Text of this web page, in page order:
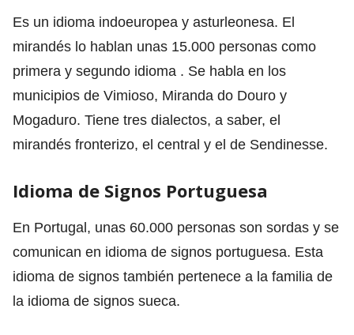
Es un idioma indoeuropea y asturleonesa. El
mirandés lo hablan unas 15.000 personas como
primera y segundo idioma . Se habla en los
municipios de Vimioso, Miranda do Douro y
Mogaduro. Tiene tres dialectos, a saber, el
mirandés fronterizo, el central y el de Sendinesse.
Idioma de Signos Portuguesa
En Portugal, unas 60.000 personas son sordas y se
comunican en idioma de signos portuguesa. Esta
idioma de signos también pertenece a la familia de
la idioma de signos sueca.